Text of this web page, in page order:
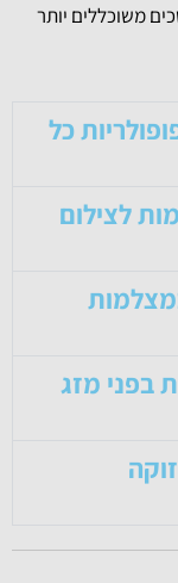
משוכללים יותר
כל
לצילום
בפני מזג